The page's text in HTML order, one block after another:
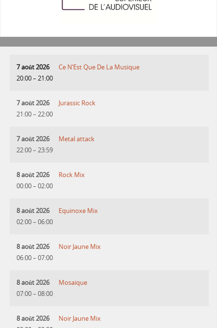
7 août 2026
20:00– 21:00
Ce N’Est Que De La Musique
7 août 2026
21:00– 22:00
Jurassic Rock
7 août 2026
22:00– 23:59
Metal attack
8 août 2026
00:00– 02:00
Rock Mix
8 août 2026
02:00– 06:00
Equinoxe Mix
8 août 2026
06:00– 07:00
Noir Jaune Mix
8 août 2026
07:00– 08:00
Mosaique
8 août 2026
Noir Jaune Mix